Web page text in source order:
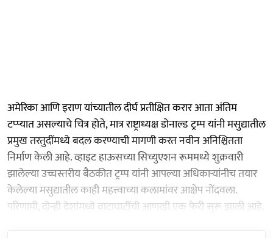
अमेरिका आणि इराण यांच्यातील दीर्घ प्रतीक्षित करार आता अंतिम
टप्प्यात असल्याचे चित्र होते, मात्र राष्ट्राध्यक्ष डोनाल्ड ट्रम्प यांनी मसुद्यातील
प्रमुख तरतुदींमध्ये बदल करण्याची मागणी करत नवीन अनिश्चितता
निर्माण केली आहे. व्हाइट हाऊसच्या सिच्युएशन रूममध्ये शुक्रवारी
झालेल्या उच्चस्तरीय बैठकीत ट्रम्प यांनी आपल्या अधिकाऱ्यांनीच तयार
केलेल्या मसुद्यातील काही महत्त्वाच्या कलामांवर आक्षेप नोंदवला.
परिणामी, दोन्ही देशांमध्ये वाटाघाटींची आणखी एक फेरी सुरू झाली आहे.